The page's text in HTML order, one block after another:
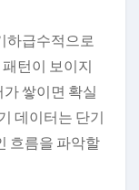
하급수적으로
턴이 보이지
쌓이면 확실
데이터는 단기
흐름을 파악할